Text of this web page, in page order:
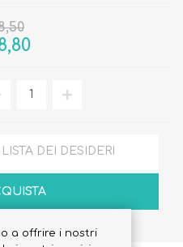
DEI DESIDERI
a offrire i nostri